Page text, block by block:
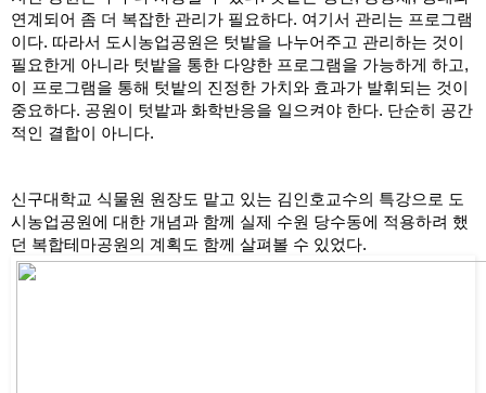
연계되어 좀 더 복잡한 관리가 필요하다. 여기서 관리는 프로그램
이다. 따라서 도시농업공원은 텃밭을 나누어주고 관리하는 것이
필요한게 아니라 텃밭을 통한 다양한 프로그램을 가능하게 하고,
이 프로그램을 통해 텃밭의 진정한 가치와 효과가 발휘되는 것이
중요하다. 공원이 텃밭과 화학반응을 일으켜야 한다. 단순히 공간
적인 결합이 아니다.
신구대학교 식물원 원장도 맡고 있는 김인호교수의 특강으로 도
시농업공원에 대한 개념과 함께 실제 수원 당수동에 적용하려 했
던 복합테마공원의 계획도 함께 살펴볼 수 있었다.